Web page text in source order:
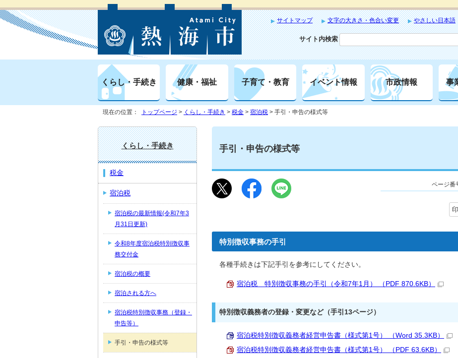
サイトマップ 文字の大きさ・色合い変更 やさしい日本語
サイト内検索
くらし・手続き 健康・福祉 子育て・教育 イベント情報 市政情報 事
現在の位置： トップページ > くらし・手続き > 税金 > 宿泊税 > 手引・申告の様式等
手引・申告の様式等
ページ番
特別徴収事務の手引
各種手続きは下記手引を参考にしてください。
宿泊税 特別徴収事務の手引（令和7年1月） （PDF 870.6KB）
特別徴収義務者の登録・変更など（手引13ページ）
宿泊税特別徴収義務者経営申告書（様式第1号） （Word 35.3KB）
宿泊税特別徴収義務者経営申告書（様式第1号） （PDF 63.6KB）
くらし・手続き
税金
宿泊税
宿泊税の最新情報(令和7年3
月31日更新)
令和8年度宿泊税特別徴収事
務交付金
宿泊税の概要
宿泊される方へ
宿泊税特別徴収事務（登録・
申告等）
手引・申告の様式等